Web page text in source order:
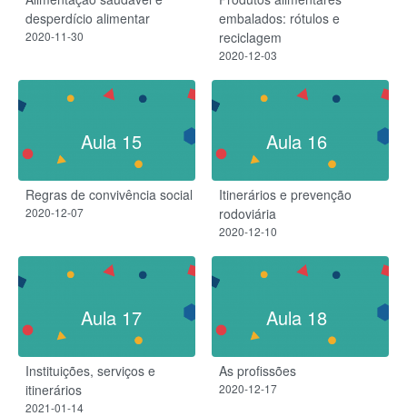
desperdício alimentar
2020-11-30
embalados: rótulos e
reciclagem
2020-12-03
Aula 15
Regras de convivência social
2020-12-07
Aula 16
Itinerários e prevenção
rodoviária
2020-12-10
Aula 17
Instituições, serviços e
itinerários
2021-01-14
Aula 18
As profissões
2020-12-17